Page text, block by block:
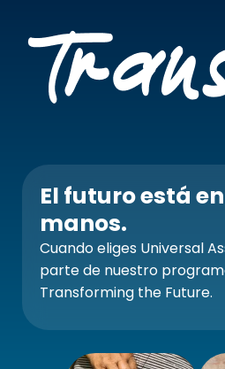
El futuro está
manos.
Cuando eliges Universal
parte de nuestro
Transforming the Future.